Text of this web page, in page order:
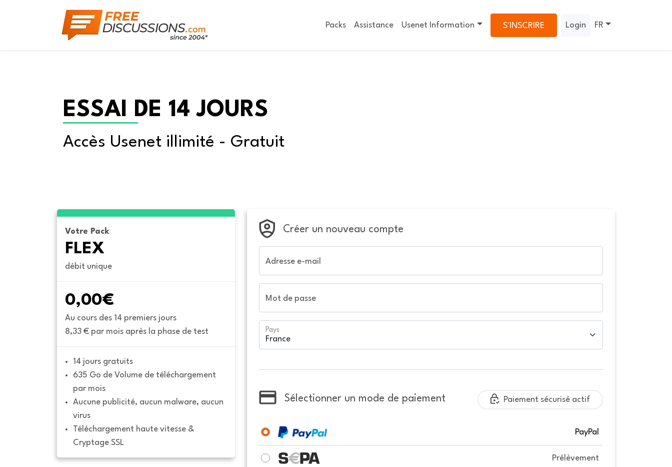
Packs Assistance Usenet Information S'INSCRIRE Login FR
ESSAI DE 14 JOURS
Accès Usenet illimité - Gratuit
Votre Pack
FLEX
débit unique
0,00€
Au cours des 14 premiers jours
8,33 € par mois après la phase de test
14 jours gratuits
635 Go de Volume de téléchargement
par mois
Aucune publicité, aucun malware, aucun
virus
Téléchargement haute vitesse &
Cryptage SSL
Créer un nouveau compte
Adresse e-mail
Mot de passe
Pays
Sélectionner un mode de paiement Paiement sécurisé actif
PayPal
Prélèvement